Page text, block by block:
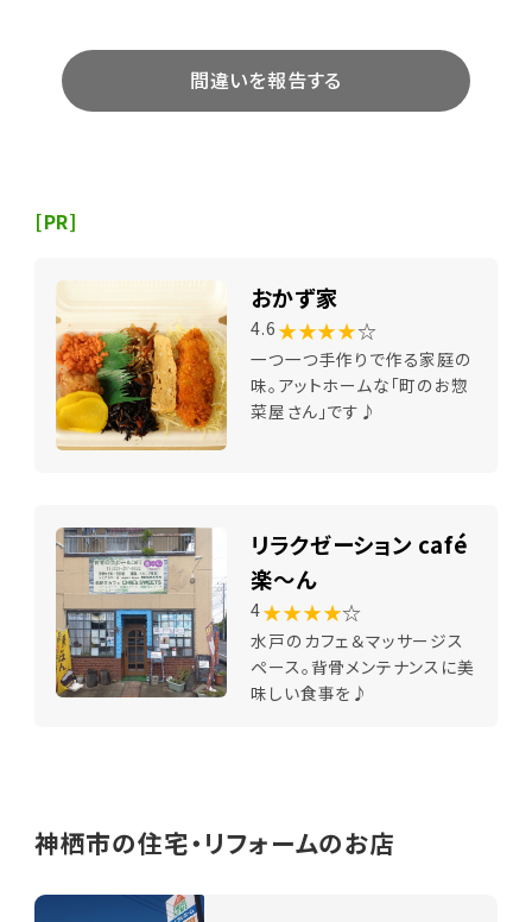
間違いを報告する
[PR]
おかず家
4.6 ★★★★☆
一つ一つ手作りで作る家庭の
味。アットホームな「町のお惣
菜屋さん」です♪
リラクゼーション café
楽～ん
4★★★★☆
水戸のカフェ＆マッサージス
ペース。背骨メンテナンスに美
味しい食事を♪
神栖市の住宅・リフォームのお店